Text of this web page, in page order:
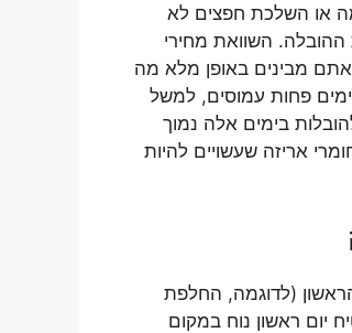
או השלכת חפצים לא
השוואת מחירי
מבינים באופן מלא מה
פחות עמוסים, למשל
בימים אלה נמוך
אריזה שעשויים להיות
(לדוגמה, החלפת
יום ראשון נוח במקום